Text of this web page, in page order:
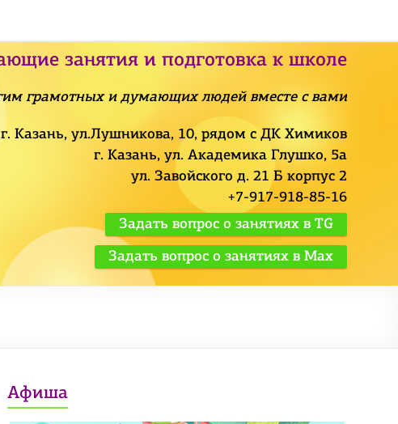
занятия и подготовка к школе
грамотных и думающих людей вместе с вами
г. Казань, ул.Лушникова, 10, рядом с ДК Химиков
г. Казань, ул. Академика Глушко, 5а
ул. Завойского д. 21 Б корпус 2
+7-917-918-85-16
Задать вопрос о занятиях в TG
Задать вопрос о занятиях в Max
Афиша